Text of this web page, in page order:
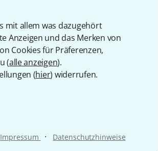
mit allem was dazugehört
Anzeigen und das Merken von
Cookies für Präferenzen,
(alle anzeigen).
(hier) widerrufen.
Impressum · Datenschutzhinweise